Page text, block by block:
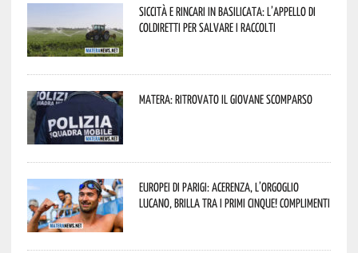
Siccità e rincari in Basilicata: l’appello di
Coldiretti per salvare i raccolti
Matera: ritrovato il giovane scomparso
Europei di Parigi: Acerenza, l’orgoglio
lucano, brilla tra i primi cinque! Complimenti